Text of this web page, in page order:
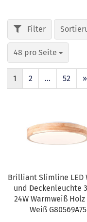
48 pro Seite
1 2 ... 52 »
Brilliant Slimline LED
und Deckenleuchte
24W Warmweiß
Weiß G80569A75